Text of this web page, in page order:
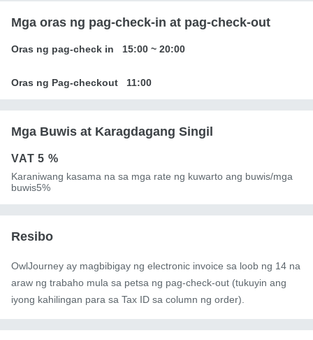
Mga oras ng pag-check-in at pag-check-out
Oras ng pag-check in 15:00 ~ 20:00
Oras ng Pag-checkout 11:00
Mga Buwis at Karagdagang Singil
VAT5 %
Karaniwang kasama na sa mga rate ng kuwarto ang buwis/mga
buwis5%
Resibo
OwlJourney ay magbibigay ng electronic invoice sa loob ng 14 na
araw ng trabaho mula sa petsa ng pag-check-out (tukuyin ang
iyong kahilingan para sa Tax ID sa column ng order).